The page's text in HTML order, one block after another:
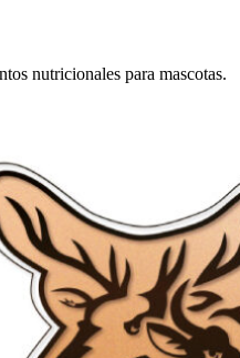
nutricionales para mascotas.